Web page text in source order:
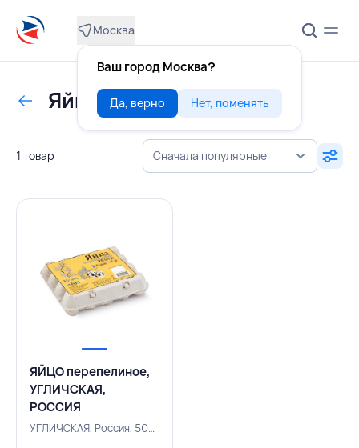
Москва
Ваш город Москва?
Да, верно Нет, поменять
Яйцо перепелиное
1 товар Сначала популярные
ЯЙЦО перепелиное,
УГЛИЧСКАЯ,
РОССИЯ
УГЛИЧСКАЯ, Россия, 500001781